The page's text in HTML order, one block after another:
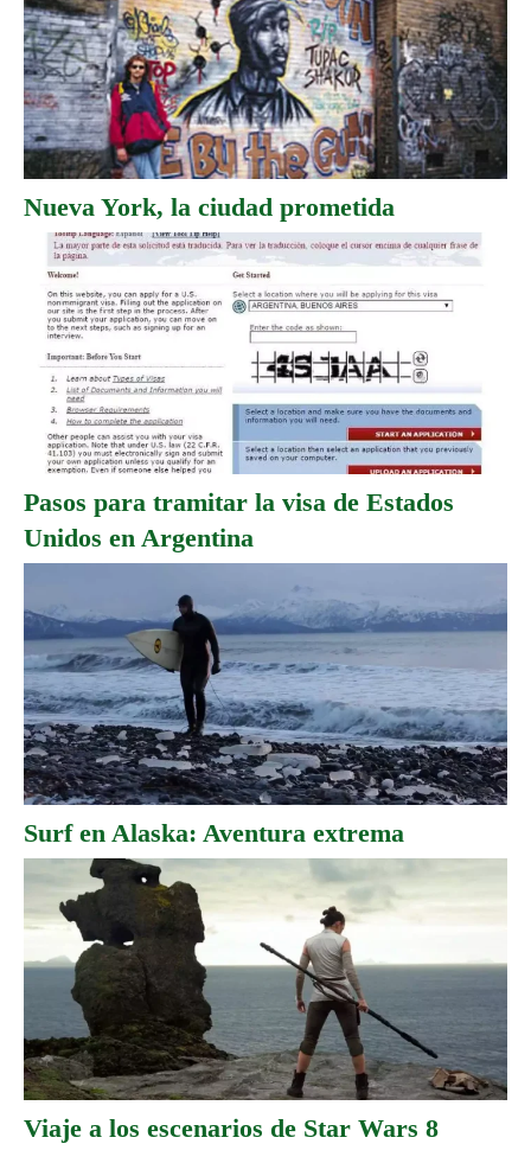
Nueva York, la ciudad prometida
Pasos para tramitar la visa de Estados
Unidos en Argentina
Surf en Alaska: Aventura extrema
Viaje a los escenarios de Star Wars 8